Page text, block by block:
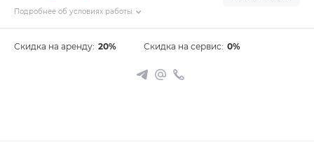
Подробнее об условиях работы
Скидка на аренду: 20% Скидка на сервис: 0%